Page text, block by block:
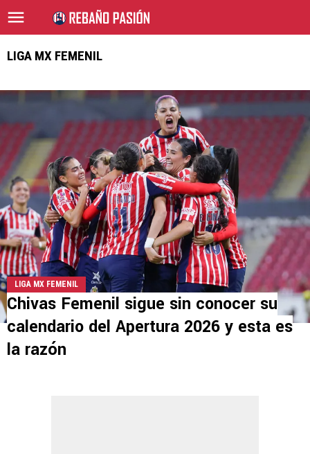
LIGA MX FEMENIL
LIGA MX FEMENIL
Chivas Femenil sigue sin conocer su
calendario del Apertura 2026 y esta es
la razón